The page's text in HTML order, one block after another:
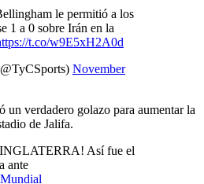
le permitió a los
1 a 0 sobre Irán en la
t.co/w9E5xH2A0d
November
un verdadero golazo para aumentar la
de Jalifa.
Así fue el
ante